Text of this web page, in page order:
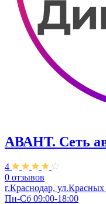
АВАНТ. ​Сеть
4
0 отзывов
г.Краснодар,
Пн-Сб 09:00-18:00